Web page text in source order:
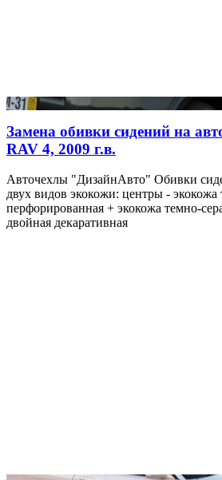
Замена обивки сидений на
RAV 4, 2009 г.в.
Авточехлы "ДизайнАвто" Обивки
двух видов экокожи: центры - экокожа
перфорированная + экокожа темно-
двойная декаративная